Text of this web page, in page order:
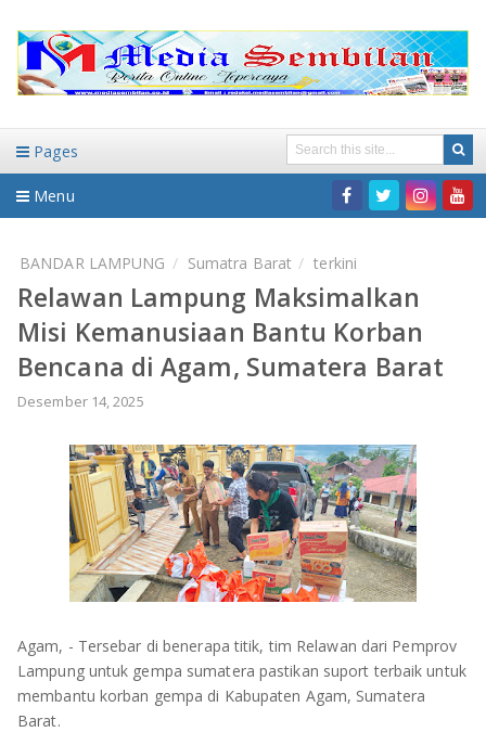
Pages
Menu
DAERAH
NASIONAL
DAERAH
BANDAR LAMPUNG
METRO
LAMPUNG TENGAH
LAMPUNG UTARA
LAMPUNG TIMUR
LAMPUNG BARAT
HUKUM-KRIMINAL
PENDIDIKAN
WISATA
OLAHRAGA
ADVETORIAL
BANDAR LAMPUNG Sumatra Barat terkini
Relawan Lampung Maksimalkan
Misi Kemanusiaan Bantu Korban
Bencana di Agam, Sumatera Barat
Desember 14, 2025
Agam, - Tersebar di benerapa titik, tim Relawan dari Pemprov
Lampung untuk gempa sumatera pastikan suport terbaik untuk
membantu korban gempa di Kabupaten Agam, Sumatera
Barat.